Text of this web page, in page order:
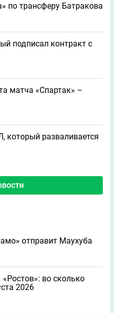
по трансферу Батракова
подписал контракт с
матча «Спартак» –
который разваливается
отправит Маухуба
во сколько
2026